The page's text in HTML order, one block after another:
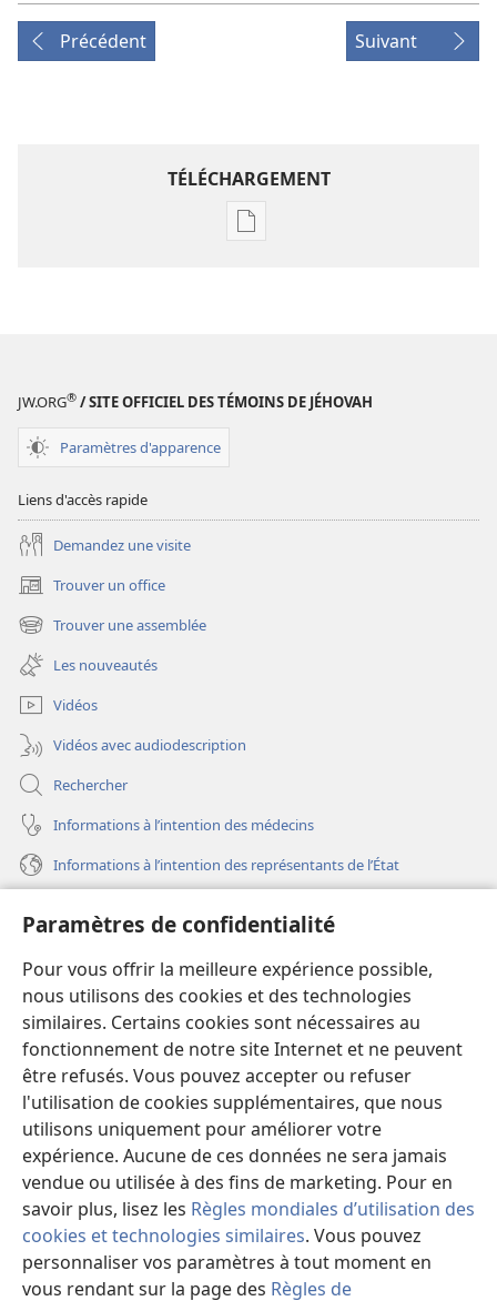
Paramètres de confidentialité
Pour vous offrir la meilleure expérience possible,
nous utilisons des cookies et des technologies
similaires. Certains cookies sont nécessaires au
fonctionnement de notre site Internet et ne peuvent
être refusés. Vous pouvez accepter ou refuser
l'utilisation de cookies supplémentaires, que nous
utilisons uniquement pour améliorer votre
expérience. Aucune de ces données ne sera jamais
vendue ou utilisée à des fins de marketing. Pour en
savoir plus, lisez les Règles mondiales d’utilisation des
cookies et technologies similaires. Vous pouvez
personnaliser vos paramètres à tout moment en
vous rendant sur la page des Règles de
Précédent Suivant
TÉLÉCHARGEMENT
Options
REVUES
JW.ORG® / SITE OFFICIEL DES TÉMOINS DE JÉHOVAH
Paramètres d'apparence
Liens d'accès rapide
Demandez une visite
Trouver un office
(ouvre
une
nouvelle
fenêtre)
Trouver une assemblée
(ouvre
une
nouvelle
fenêtre)
Les nouveautés
Vidéos
Vidéos avec audiodescription
Rechercher
Informations à l’intention des médecins
Informations à l’intention des représentants de l’État
(ouvre
une
nouvelle
fenêtre)
Bibliothèque en ligne
(ouvre
une
nouvelle
fenêtre)
JW Hub®
(ouvre
une
nouvelle
fenêtre)
JW Library
Watchtower Library
Copyright© 2026 Watch Tower Bible and Tract Society of Pennsylvania.